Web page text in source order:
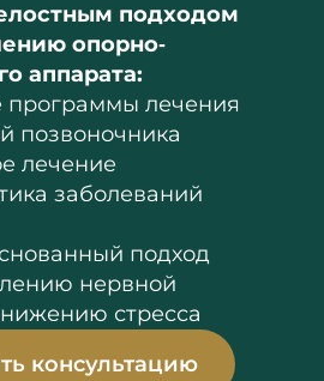
подходом
опорно‐
аппарата:
программы лечения
позвоночника
лечение
заболеваний
подход
нервной
стресса
консультацию